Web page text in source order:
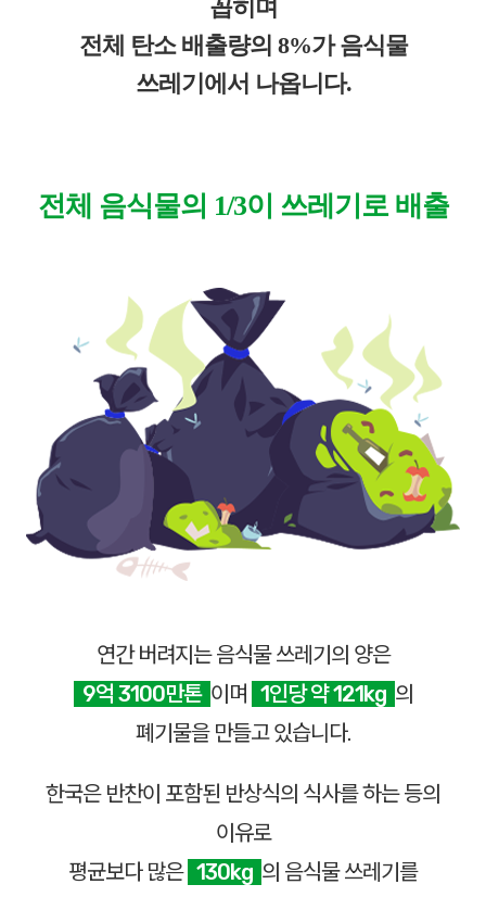
꼽히며
전체 탄소 배출량의 8%가 음식물
쓰레기에서 나옵니다.
전체 음식물의 1/3이 쓰레기로 배출
연간 버려지는 음식물 쓰레기의 양은
9억 3100만톤 이며 1인당 약 121kg 의
폐기물을 만들고 있습니다.
한국은 반찬이 포함된 반상식의 식사를 하는 등의
이유로
평균보다 많은 130kg 의 음식물 쓰레기를